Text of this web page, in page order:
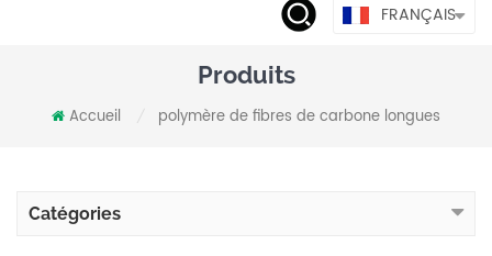
FRANÇAIS
Produits
Accueil polymère de fibres de carbone longues
Catégories